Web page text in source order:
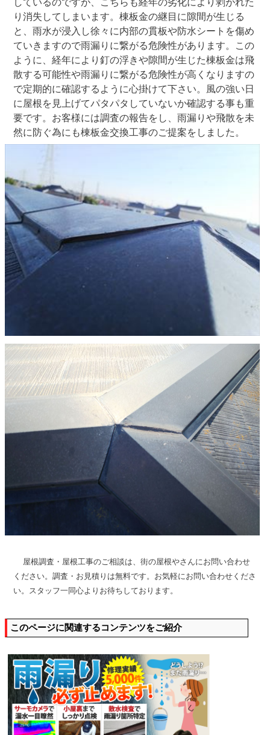
しているのですが、こちらも経年の劣化により剥がれた
り消失してしまいます。棟板金の継目に隙間が生じる
と、雨水が浸入し徐々に内部の貫板や防水シートを傷め
ていきますので雨漏りに繋がる危険性があります。この
ように、経年により釘の浮きや隙間が生じた棟板金は飛
散する可能性や雨漏りに繋がる危険性が高くなりますの
で定期的に確認するように心掛けて下さい。風の強い日
に屋根を見上げてパタパタしていないか確認する事も重
要です。お客様には調査の報告をし、雨漏りや飛散を未
然に防ぐ為にも棟板金交換工事のご提案をしました。
屋根調査・屋根工事のご相談は、街の屋根やさんにお問い合わせ
ください。調査・お見積りは無料です。お気軽にお問い合わせくださ
い。スタッフ一同心よりお待ちしております。
このページに関連するコンテンツをご紹介